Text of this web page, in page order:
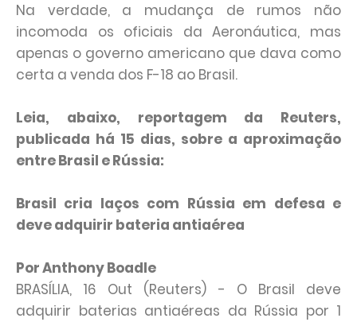
Na verdade, a mudança de rumos não
incomoda os oficiais da Aeronáutica, mas
apenas o governo americano que dava como
certa a venda dos F-18 ao Brasil.
Leia, abaixo, reportagem da Reuters,
publicada há 15 dias, sobre a aproximação
entre Brasil e Rússia:
Brasil cria laços com Rússia em defesa e
deve adquirir bateria antiaérea
Por Anthony Boadle
BRASÍLIA, 16 Out (Reuters) - O Brasil deve
adquirir baterias antiaéreas da Rússia por 1